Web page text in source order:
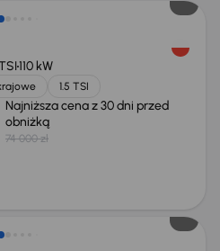
110 kW
1.5 TSI
Najniższa cena z 30 dni przed
obniżką
74 000 zł